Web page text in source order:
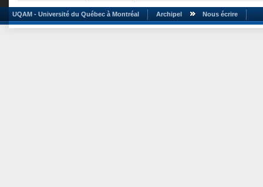
UQAM - Université du Québec à Montréal Archipel Nous écrire